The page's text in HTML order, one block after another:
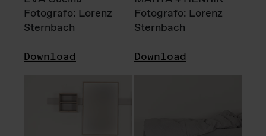
Fotografo: Lorenz
Sternbach
Download
Fotografo: Lorenz
Sternbach
Download